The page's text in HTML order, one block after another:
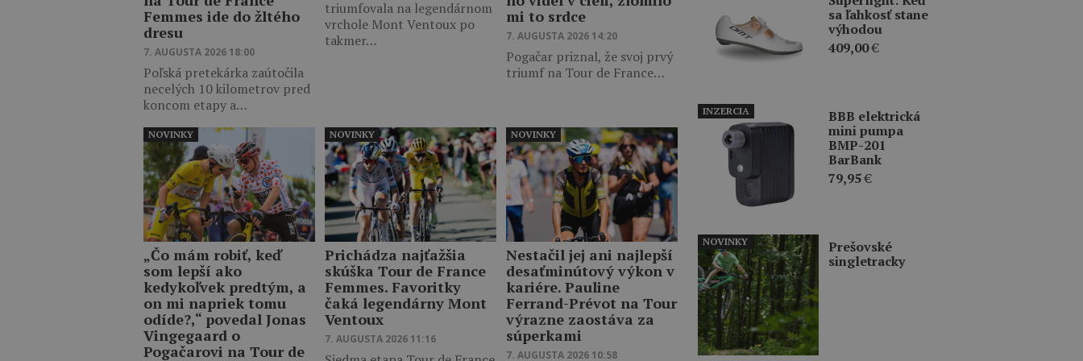
Femmes ide do žltého
dresu
7. AUGUSTA 2026 18:00
Poľská pretekárka zaútočila
necelých 10 kilometrov pred
koncom etapy a…
triumfovala na legendárnom
vrchole Mont Ventoux po
takmer…
mi to srdce
7. AUGUSTA 2026 14:20
Pogačar priznal, že svoj prvý
triumf na Tour de France…
„Čo mám robiť, keď
som lepší ako
kedykoľvek predtým, a
on mi napriek tomu
odíde?,“ povedal Jonas
Vingegaard o
Pogačarovi na Tour de
NOVINKY
Prichádza najťažšia
skúška Tour de France
Femmes. Favoritky
čaká legendárny Mont
Ventoux
7. AUGUSTA 2026 11:16
NOVINKY
Nestačil jej ani najlepší
desaťminútový výkon v
kariére. Pauline
Ferrand-Prévot na Tour
výrazne zaostáva za
súperkami
7. AUGUSTA 2026 10:58
NOVINKY
sa ľahkosť stane
výhodou
409,00€
BBB elektrická
mini pumpa
BMP-201
BarBank
79,95€
INZERCIA
Prešovské
singletracky
NOVINKY